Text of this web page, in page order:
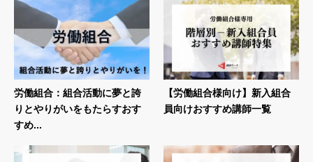
労働組合：組合活動に夢と誇
りとやりがいをもたらすおす
すめ...
【労働組合様向け】新入組合
員向けおすすめ講師一覧